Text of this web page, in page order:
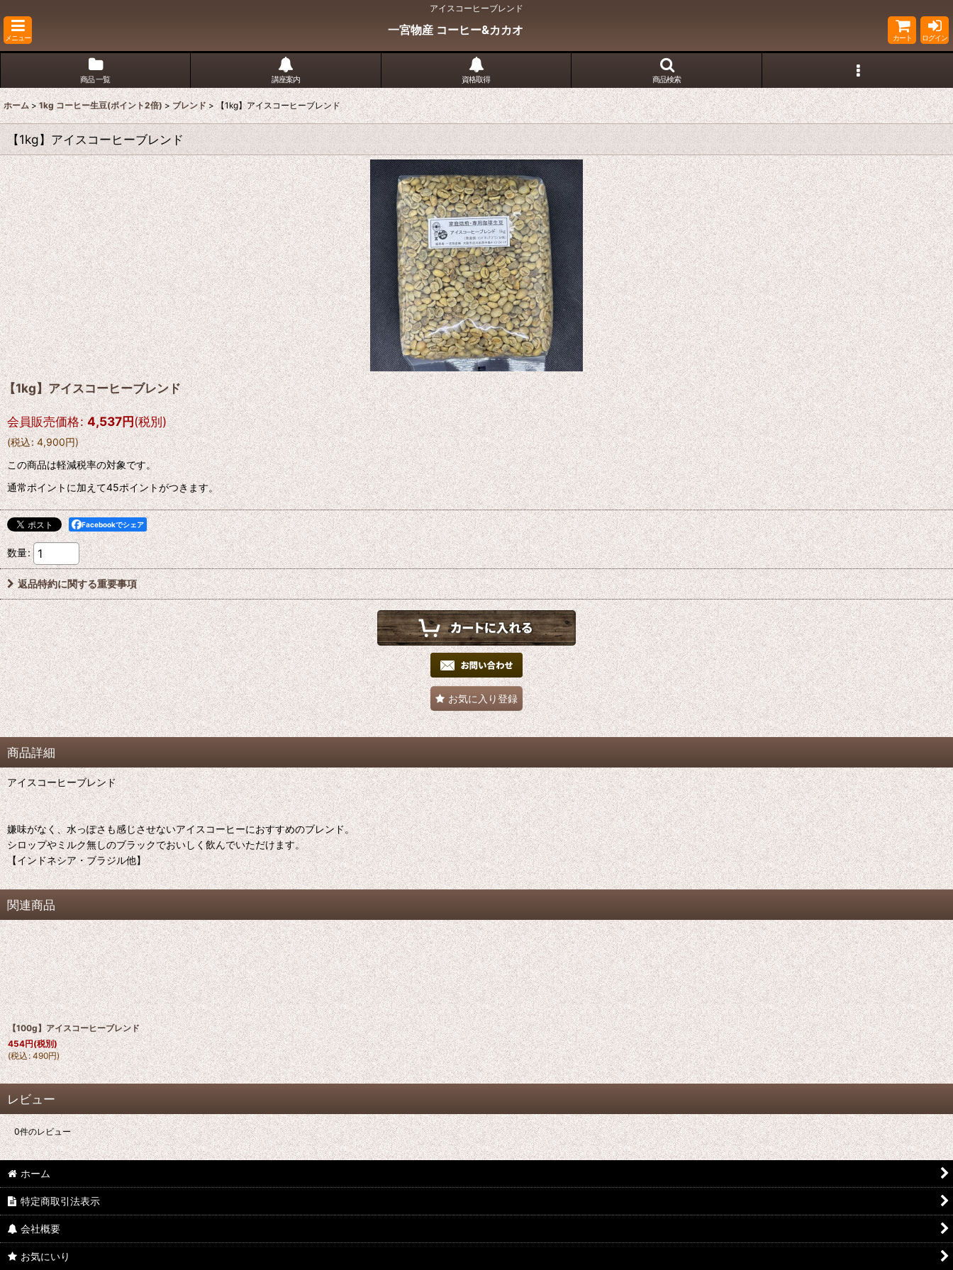
アイスコーヒーブレンド
メニュー
一宮物産 コーヒー&カカオ
カート ログイン
商品 一覧 講座案内 資格取得 商品検索
ホーム > 1kg コーヒー生豆(ポイント2倍) > ブレンド > 【1kg】アイスコーヒーブレンド
【1kg】アイスコーヒーブレンド
【1kg】アイスコーヒーブレンド
会員販売価格: 4,537円(税別)
(税込: 4,900円)
この商品は軽減税率の対象です。
通常ポイントに加えて45ポイントがつきます。
Facebookでシェア
数量:
返品特約に関する重要事項
お気に入り登録
商品詳細
アイスコーヒーブレンド
嫌味がなく、水っぽさも感じさせないアイスコーヒーにおすすめのブレンド。
シロップやミルク無しのブラックでおいしく飲んでいただけます。
【インドネシア・ブラジル他】
関連商品
【100g】アイスコーヒーブレンド
454円(税別)
(税込: 490円)
レビュー
0件のレビュー
ホーム
特定商取引法表示
会社概要
お気にいり